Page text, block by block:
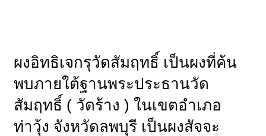
ผงอิทธิเจกรุวัดสัมฤทธิ์ เป็นผงที่ค้น
พบภายใต้ฐานพระประธานวัด
สัมฤทธิ์ ( วัดร้าง ) ในเขตอำเภอ
ท่าวุ้ง จังหวัดลพบุรี เป็นผงสัจจะ